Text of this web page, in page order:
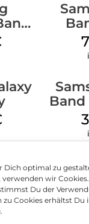
Dich optimal zu
verwenden wir
Du der
Cookies erhältst Du